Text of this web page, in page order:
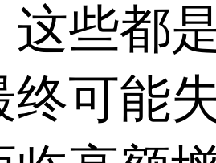
这些都
终可能